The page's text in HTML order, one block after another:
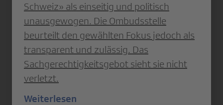
Schweiz» als einseitig und politisch
unausgewogen. Die Ombudsstelle
beurteilt den gewählten Fokus jedoch als
transparent und zulässig. Das
Sachgerechtigkeitsgebot sieht sie nicht
verletzt.
Weiterlesen